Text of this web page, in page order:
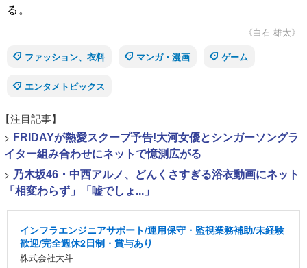
る。
《白石 雄太》
ファッション、衣料
マンガ・漫画 ゲーム
エンタメトピックス
【注目記事】
> FRIDAYが熱愛スクープ予告!大河女優とシンガーソングラ
イター組み合わせにネットで憶測広がる
> 乃木坂46・中西アルノ、どんくさすぎる浴衣動画にネット
「相変わらず」「嘘でしょ...」
インフラエンジニアサポート/運用保守・監視業務補助/未経験
歓迎/完全週休2日制・賞与あり
株式会社大斗